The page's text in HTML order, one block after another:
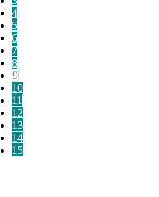
4
5
6
7
8
9
10
11
12
13
14
15